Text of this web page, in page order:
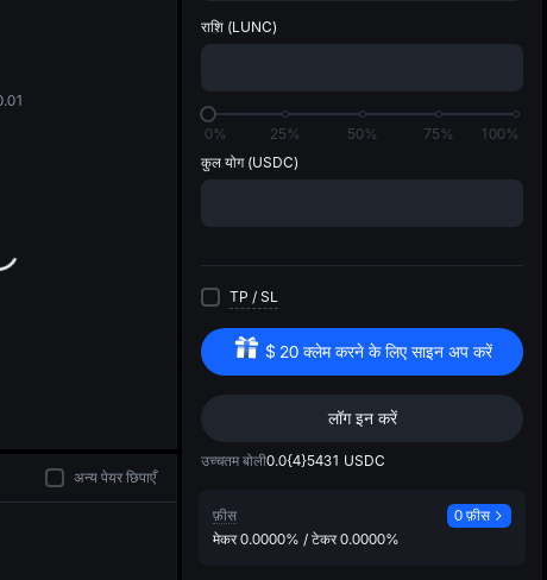
राशि (LUNC)
0% 25% 50% 75%
100%
कुल योग (USDC)
TP / SL
$ 20 क्लेम करने के लिए साइन अप करें
लॉग इन करें
उच्चतम बोली0.0{4}5431 USDC
फ़ीस
0 फ़ीस
मेकर 0.0000% / टेकर 0.0000%
अन्य पेयर छिपाएँ